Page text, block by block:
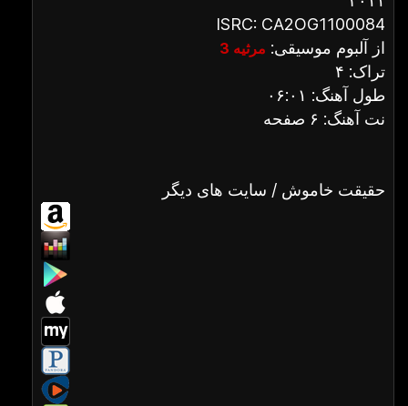
ISRC: CA2OG1100084
از آلبوم موسیقی: مرثیه 3
تراک: ۴
طول آهنگ: ۰۶:۰۱
نت آهنگ: ۶ صفحه
حقیقت خاموش / سایت های دیگر